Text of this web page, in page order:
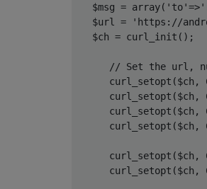
   $msg
= array( 'to'=>
   $url
=
'https://
   $ch
= curl_init ();
// Set the url,
      curl_setopt
($ch ,
      curl_setopt
($ch ,
      curl_setopt
($ch ,
      curl_setopt
($ch ,
      curl_setopt
($ch ,
      curl_setopt
($ch ,